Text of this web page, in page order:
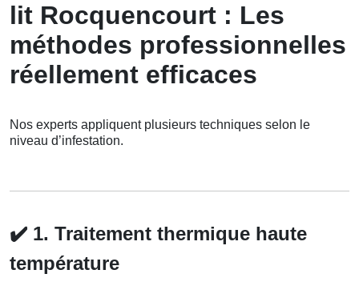
lit Rocquencourt : Les
méthodes professionnelles
réellement efficaces
Nos experts appliquent plusieurs techniques selon le
niveau d’infestation.
✔️ 1. Traitement thermique haute
température